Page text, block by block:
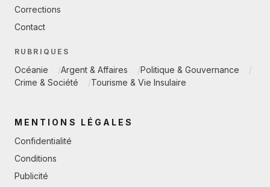
Corrections
Contact
RUBRIQUES
Océanie Argent & Affaires
Politique & Gouvernance
Crime & Société
Tourisme & Vie Insulaire
MENTIONS LÉGALES
Confidentialité
Conditions
Publicité